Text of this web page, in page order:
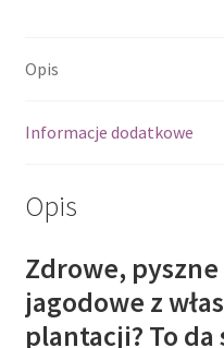
Opis
Informacje dodatkowe
Opis
Zdrowe,
jagodowe z
plantacji? To